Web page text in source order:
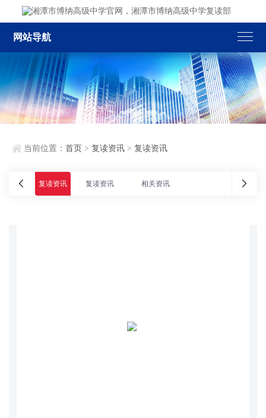
网站导航
当前位置：首页 >复读资讯 >复读资讯
复读资讯 复读资讯 相关资讯